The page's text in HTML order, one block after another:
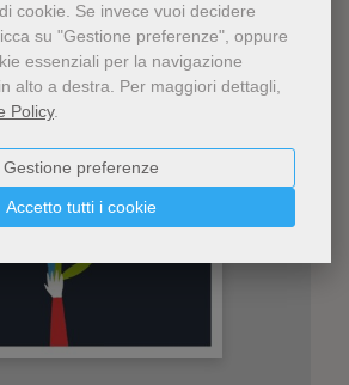
cookie. Se invece vuoi decidere
su "Gestione preferenze", oppure
essenziali per la navigazione
alto a destra. Per maggiori dettagli,
Policy.
Accetto tutti i cookie
Gestione preferenze